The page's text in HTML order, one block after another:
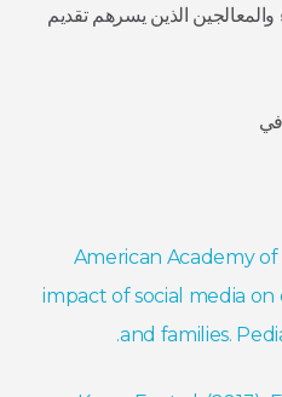
الذين يسرهم تقديم
American Academy of
impact of social media
and families.